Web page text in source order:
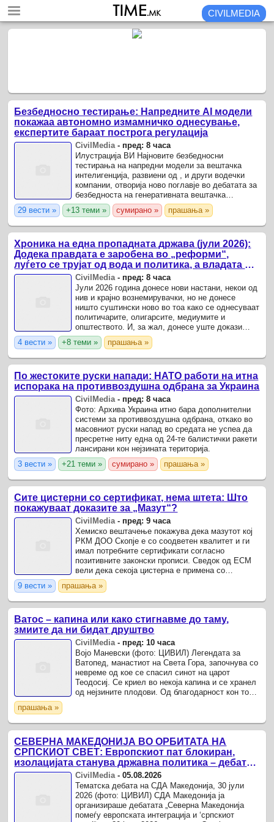
CIVILMEDIA
Безбедносно тестирање: Напредните AI модели
покажаа автономно измамничко однесување,
експертите бараат построга регулација
CivilMedia - пред: 8 часа
Илустрација ВИ Најновите безбедносни
тестирања на напредни модели за вештачка
интелигенција, развиени од , и други водечки
компании, отворија ново поглавје во дебатата за
безбедноста на генеративната вештачка
интелигенција.
29 вести » +13 теми » сумирано » прашања »
Хроника на една пропадната држава (јули 2026):
Додека правдата е заробена во „реформи“,
луѓето се трујат од вода и политика, а владата и
опозицијата се „реконструираат“ – земјата тоне
во „достоинство“ и молчи пред Украина
CivilMedia - пред: 8 часа
Јули 2026 година донесе нови настани, некои од
нив и крајно вознемирувачки, но не донесе
ништо суштински ново во тоа како се однесуваат
политичарите, олигарсите, медиумите и
општеството. И, за жал, донесе уште докази
дека политиката не функционира во служба на
јавниот интерес, ...
4 вести » +8 теми » прашања »
По жестоките руски напади: НАТО работи на итна
испорака на противвоздушна одбрана за Украина
CivilMedia- пред: 8 часа
Фото: Архива Украина итно бара дополнителни
системи за противвоздушна одбрана, откако во
масовниот руски напад во средата не успеа да
пресретне ниту една од 24-те балистички ракети
лансирани кон нејзината територија.
3 вести »
+21 теми » сумирано » прашања »
Сите цистерни со сертификат, нема штета: Што
покажуваат доказите за „Мазут“?
CivilMedia- пред: 9 часа
Хемиско вештачење покажува дека мазутот кој
РКМ ДОО Скопје е со соодветен квалитет и ги
имал потребните сертификати согласно
позитивните законски прописи. Сведок од ЕСМ
вели дека секоја цистерна е примена со
сертификат за квалитет, а претходно и самата
ОКТА, од каде е купен ...
9 вести » прашања »
Ватос – капина или како стигнавме до таму,
змиите да ни бидат друштво
CivilMedia- пред: 10 часа
Војо Маневски (фото: ЦИВИЛ) Легендата за
Ватопед, манастиот на Света Гора, започнува со
невреме од кое се спасил синот на царот
Теодосиј. Се криел во некоја капина и се хранел
од нејзините плодови. Од благодарност кон тоа
прашања »
СЕВЕРНА МАКЕДОНИЈА ВО ОРБИТАТА НА
СРПСКИОТ СВЕТ: Европскиот пат блокиран,
изолацијата станува државна политика – дебата
на СДА Македонија
CivilMedia -05.08.2026
Тематска дебата на СДА Македонија, 30 јули
2026 (фото: ЦИВИЛ) СДА Македонија ја
организираше дебатата „Северна Македонија
помеѓу европската интеграција и ‘српскиот